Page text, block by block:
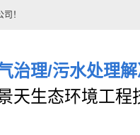
！
治理/污水处理
天生态环境工程